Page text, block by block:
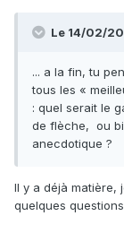
Le 14/02/
... a la fin, tu
tous les «
: quel serait le
de flèche, ou
anecdotique ?
Il y a déjà matière,
quelques